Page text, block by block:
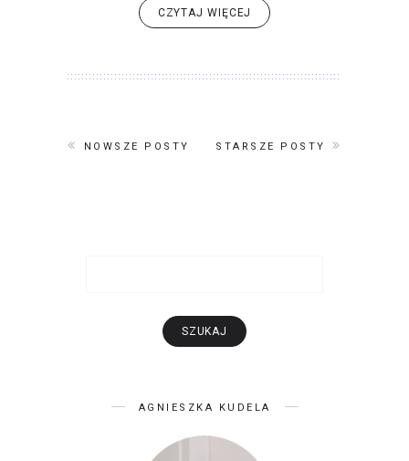
CZYTAJ WIĘCEJ
NOWSZE POSTY STARSZE POSTY
AGNIESZKA KUDELA